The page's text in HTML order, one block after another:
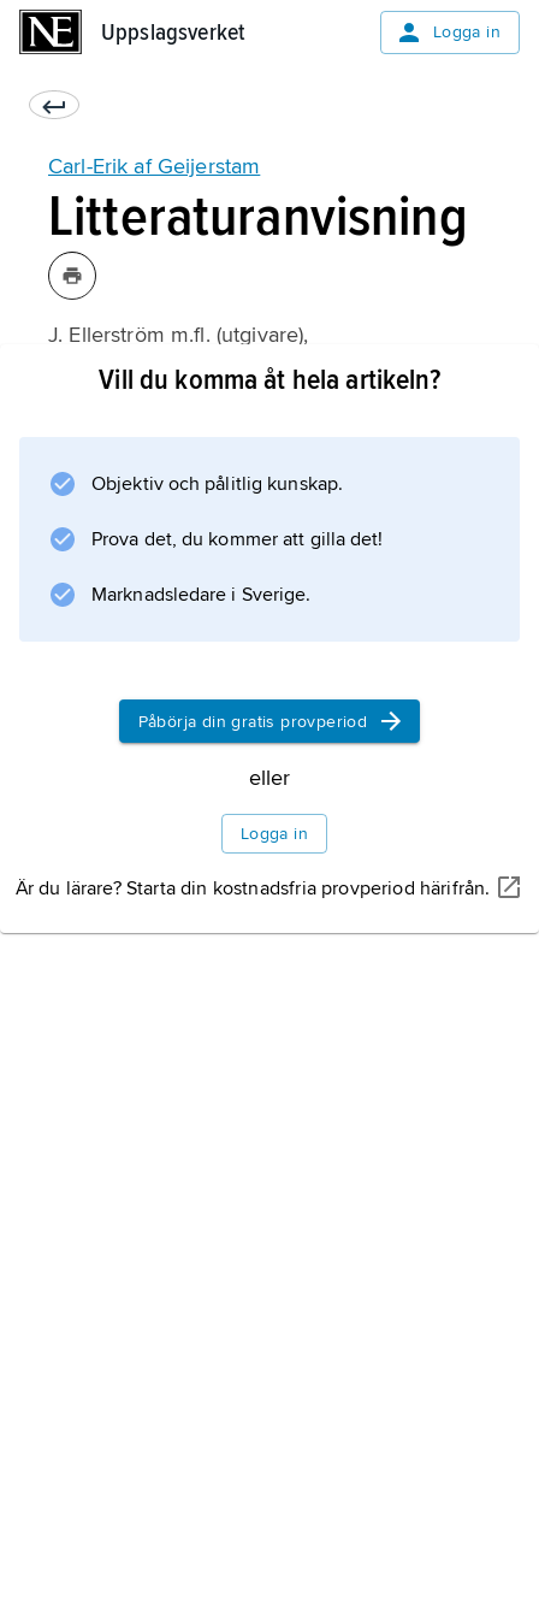
Uppslagsverket Logga in
Carl-Erik af Geijerstam
Litteraturanvisning
J. Ellerström m.fl. (utgivare),
Öppenhet: En bok om Carl-Erik af Geijerstam
Vill du komma åt hela artikeln?
Objektiv och pålitlig kunskap.
Prova det, du kommer att gilla det!
Marknadsledare i Sverige.
Påbörja din gratis provperiod
eller
Logga in
Är du lärare? Starta din kostnadsfria provperiod härifrån.